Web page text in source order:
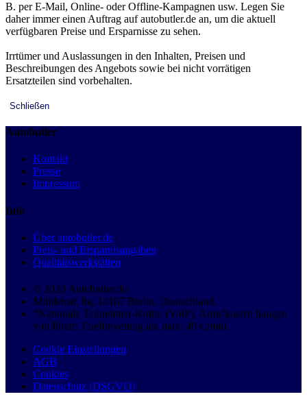
B. per E-Mail, Online- oder Offline-Kampagnen usw. Legen Sie
daher immer einen Auftrag auf autobutler.de an, um die aktuell
verfügbaren Preise und Ersparnisse zu sehen.
Irrtümer und Auslassungen in den Inhalten, Preisen und
Beschreibungen des Angebots sowie bei nicht vorrätigen
Ersatzteilen sind vorbehalten.
Schließen
Autobutler
Kontakt
Presse
Impressum
Info
Über autobutler.de
Preis- und Ersparnisangaben
Qualitätswerkstätten
© 2026 Autobutler.de
Mühlenstr. 8a, 14167 Berlin, Deutschland
*Nationale Teilnehmer-Rufnr. (VoIP), Anrufkosten hängen
von Ihrem Telefonvertrag ab, max. 49 ct/min.
Cookie Einstellungen
AGB
Cookies
Datenschutz (DSGVO)